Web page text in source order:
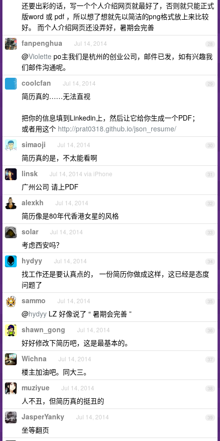
还要出彩的话，写一个个人介绍网页就最好了，否则就只能正式
版word 或 pdf ，所以想了想就先以简洁的png格式放上来比较
好。 而个人介绍网页还没弄好，暑期会完善
28
fanpenghua Jul 14, 2014
@Violette po主我们是杭州的创业公司，邮件已发，如有兴趣我
们邮件沟通呢。
29
coolcfan Jul 14, 2014
简历真的……无法直视
把你的信息填到Linkedin上，然后让它给你生成一个PDF；
或者用这个 http://prat0318.github.io/json_resume/
30
simaoji Jul 14, 2014
简历真的是，不太能看啊
31
linsk Jul 14, 2014 via iPhone
广州公司 请上PDF
32
alexkh Jul 14, 2014
简历像是80年代香港女星的风格
33
solar Jul 14, 2014
考虑西安吗？
34
hydyy Jul 14, 2014
找工作还是要认真点的， 一份简历你做成这样，这已经是态度
问题了
35
sammo Jul 14, 2014
@hydyy LZ 好像说了 “ 暑期会完善 ”
36
shawn_gong Jul 14, 2014
好好修改下简历吧，这是最基本的。
37
Wichna Jul 14, 2014
楼主加油吧。同大三。
38
muziyue Jul 14, 2014
人不丑，但简历真的挺丑的
39
JasperYanky Jul 14, 2014
坐等翻页